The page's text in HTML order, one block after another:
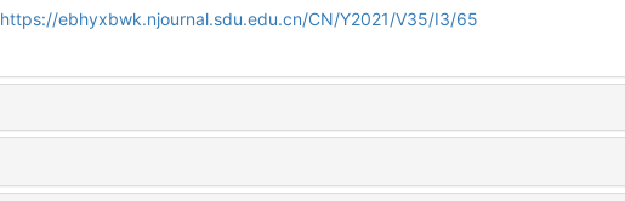
https://ebhyxbwk.njournal.sdu.edu.cn/CN/Y2021/V35/I3/65